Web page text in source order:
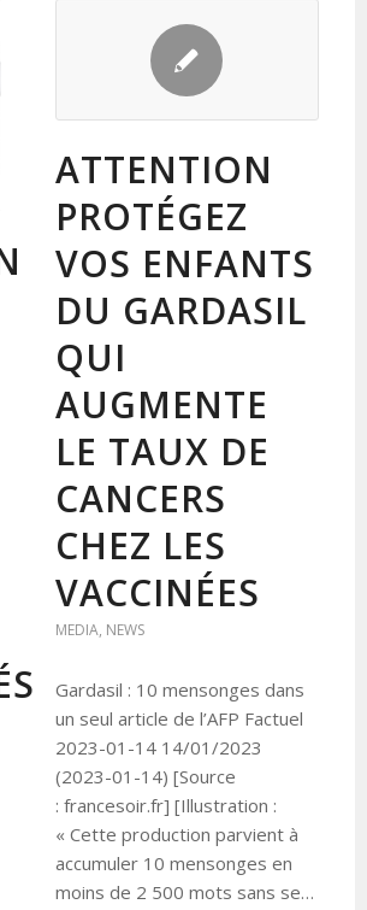
ATTENTION
PROTÉGEZ
VOS ENFANTS
DU GARDASIL
QUI
AUGMENTE
LE TAUX DE
CANCERS
CHEZ LES
VACCINÉES
MEDIA, NEWS
Gardasil : 10 mensonges dans
un seul article de l’AFP Factuel
2023-01-14 14/01/2023
(2023-01-14) [Source
: francesoir.fr] [Illustration :
« Cette production parvient à
accumuler 10 mensonges en
moins de 2 500 mots sans se…